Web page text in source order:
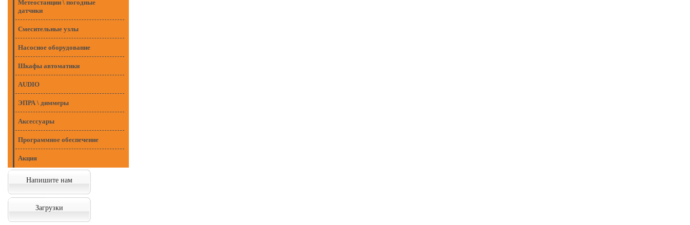
Метеостанции \ погодные
датчики
Смесительные узлы
Насосное оборудование
Шкафы автоматики
AUDIO
ЭПРА \ диммеры
Аксессуары
Программное обеспечение
Акция
Напишите нам
Загрузки